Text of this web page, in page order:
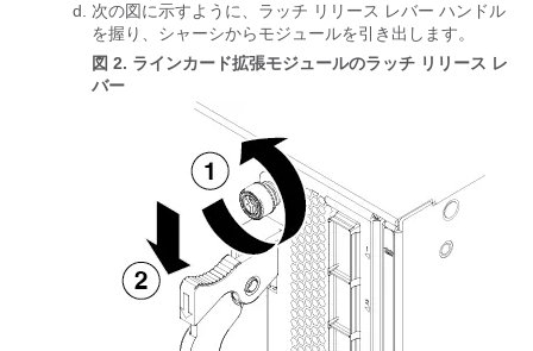
次の図に示すように、ラッチ リリース レバー ハンドル
を握り、シャーシからモジュールを引き出します。
図 2. ラインカード拡張モジュールのラッチ リリース レ
バー